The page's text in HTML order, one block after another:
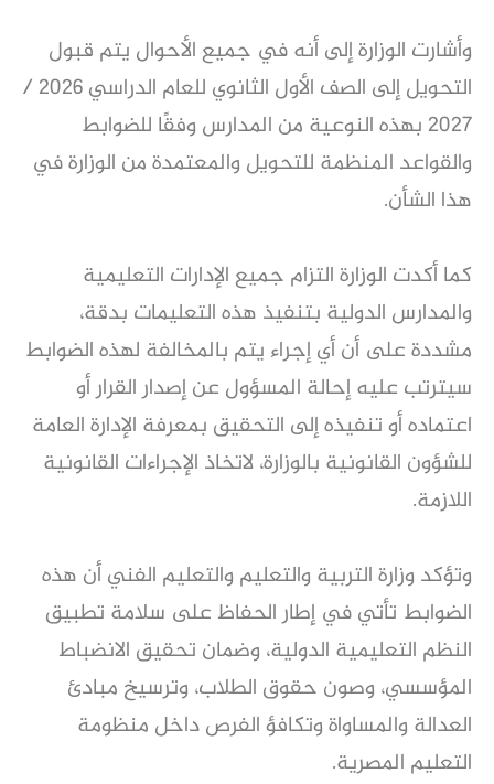
وأشارت الوزارة إلى أنه في جميع الأحوال يتم قبول
التحويل إلى الصف الأول الثانوي للعام الدراسي 2026 /
2027 بهذه النوعية من المدارس وفقًا للضوابط
والقواعد المنظمة للتحويل والمعتمدة من الوزارة في
هذا الشأن.
كما أكدت الوزارة التزام جميع الإدارات التعليمية
والمدارس الدولية بتنفيذ هذه التعليمات بدقة،
مشددة على أن أي إجراء يتم بالمخالفة لهذه الضوابط
سيترتب عليه إحالة المسؤول عن إصدار القرار أو
اعتماده أو تنفيذه إلى التحقيق بمعرفة الإدارة العامة
للشؤون القانونية بالوزارة، لاتخاذ الإجراءات القانونية
اللازمة.
وتؤكد وزارة التربية والتعليم والتعليم الفني أن هذه
الضوابط تأتي في إطار الحفاظ على سلامة تطبيق
النظم التعليمية الدولية، وضمان تحقيق الانضباط
المؤسسي، وصون حقوق الطلاب، وترسيخ مبادئ
العدالة والمساواة وتكافؤ الفرص داخل منظومة
التعليم المصرية.